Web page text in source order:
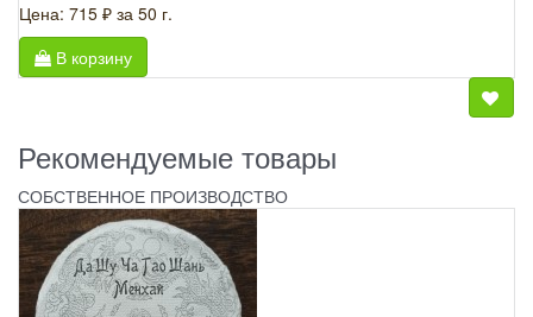
Цена: 715 ₽ за 50 г.
В корзину
Рекомендуемые товары
СОБСТВЕННОЕ ПРОИЗВОДСТВО